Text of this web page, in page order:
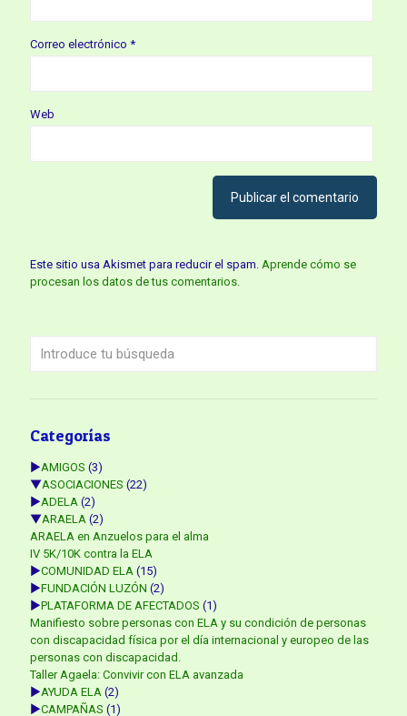
Correo electrónico *
Web
Este sitio usa Akismet para reducir el spam. Aprende cómo se
procesan los datos de tus comentarios.
Categorías
►AMIGOS (3)
▼ASOCIACIONES (22)
►ADELA (2)
▼ARAELA (2)
ARAELA en Anzuelos para el alma
IV 5K/10K contra la ELA
►COMUNIDAD ELA (15)
►FUNDACIÓN LUZÓN (2)
►PLATAFORMA DE AFECTADOS (1)
Manifiesto sobre personas con ELA y su condición de personas
con discapacidad física por el día internacional y europeo de las
personas con discapacidad.
Taller Agaela: Convivir con ELA avanzada
►AYUDA ELA (2)
►CAMPAÑAS (1)